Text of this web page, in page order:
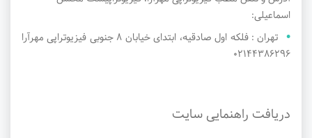
اسماعیلی:
تهران : فلکه اول صادقیه، ابتدای خیابان ۸ جنوبی فیزیوتراپی مهرآرا
02144386296
دریافت راهنمایی سایت